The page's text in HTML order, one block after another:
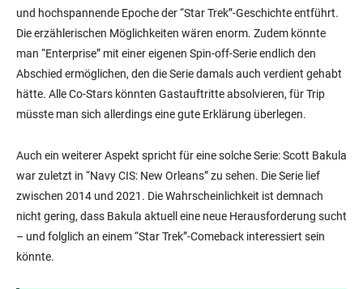
und hochspannende Epoche der “Star Trek”-Geschichte entführt.
Die erzählerischen Möglichkeiten wären enorm. Zudem könnte
man “Enterprise” mit einer eigenen Spin-off-Serie endlich den
Abschied ermöglichen, den die Serie damals auch verdient gehabt
hätte. Alle Co-Stars könnten Gastauftritte absolvieren, für Trip
müsste man sich allerdings eine gute Erklärung überlegen.
Auch ein weiterer Aspekt spricht für eine solche Serie: Scott Bakula
war zuletzt in “Navy CIS: New Orleans” zu sehen. Die Serie lief
zwischen 2014 und 2021. Die Wahrscheinlichkeit ist demnach
nicht gering, dass Bakula aktuell eine neue Herausforderung sucht
– und folglich an einem “Star Trek”-Comeback interessiert sein
könnte.